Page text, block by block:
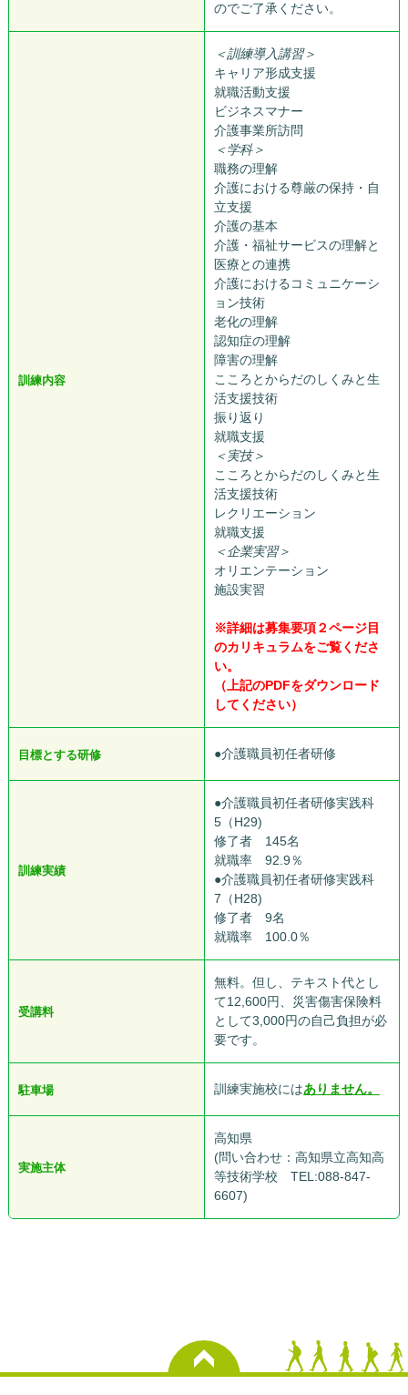
のでご了承ください。
訓練内容
＜訓練導入講習＞
キャリア形成支援
就職活動支援
ビジネスマナー
介護事業所訪問
＜学科＞
職務の理解
介護における尊厳の保持・自
立支援
介護の基本
介護・福祉サービスの理解と
医療との連携
介護におけるコミュニケーシ
ョン技術
老化の理解
認知症の理解
障害の理解
こころとからだのしくみと生
活支援技術
振り返り
就職支援
＜実技＞
こころとからだのしくみと生
活支援技術
レクリエーション
就職支援
＜企業実習＞
オリエンテーション
施設実習
※詳細は募集要項２ページ目
のカリキュラムをご覧くださ
い。
（上記のPDFをダウンロード
してください）
目標とする研修 ●介護職員初任者研修
訓練実績
●介護職員初任者研修実践科
5（H29)
修了者 145名
就職率 92.9％
●介護職員初任者研修実践科
7（H28)
修了者 9名
就職率 100.0％
受講料
無料。但し、テキスト代とし
て12,600円、災害傷害保険料
として3,000円の自己負担が必
要です。
駐車場 訓練実施校にはありません。
実施主体
高知県
(問い合わせ：高知県立高知高
等技術学校 TEL:088-847-
6607)